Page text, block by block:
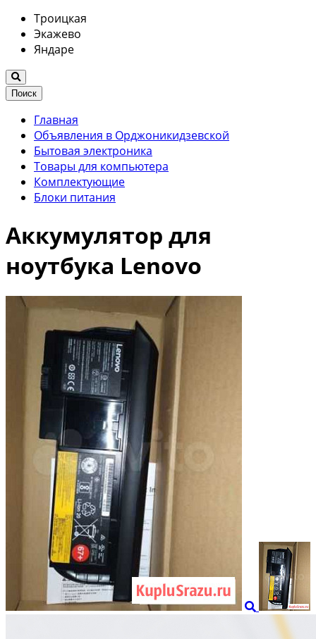
Троицкая
Экажево
Яндаре
Поиск
Главная
Объявления в Орджоникидзевской
Бытовая электроника
Товары для компьютера
Комплектующие
Блоки питания
Аккумулятор для
ноутбука Lenovo